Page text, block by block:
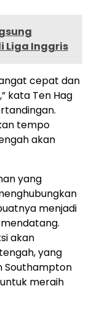
Liga Inggris
cepat dan
kata Ten Hag
tempo
akan
yang
menjadi
akan
yang
Southampton
meraih